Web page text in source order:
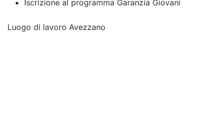
Iscrizione al programma Garanzia Giovani
Luogo di lavoro Avezzano